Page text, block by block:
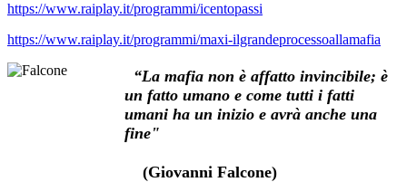
https://www.raiplay.it/programmi/icentopassi
https://www.raiplay.it/programmi/maxi-ilgrandeprocessoallamafia
“La mafia non è affatto invincibile; è
un fatto umano e come tutti i fatti
umani ha un inizio e avrà anche una
fine"
(Giovanni Falcone)